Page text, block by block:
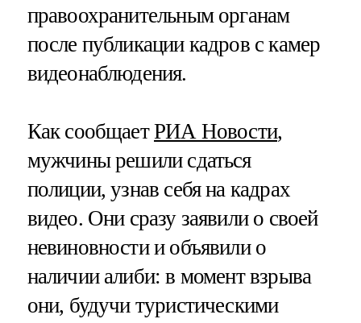
правоохранительным органам
после публикации кадров с камер
видеонаблюдения.
Как сообщаетРИА Новости,
мужчины решили сдаться
полиции, узнав себя на кадрах
видео. Они сразу заявили о своей
невиновности и объявили о
наличии алиби: в момент взрыва
они, будучи туристическими